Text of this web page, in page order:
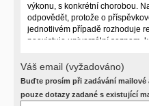
výkonu, s konkrétní chorobou.
odpovědět, protože o
jednotlivém případě rozhoduje
neexistuje univerzální seznam,
postižení pacienta a dalších
Požádejte svého ošetřujícího
příslušný revizní lékař. My vám
Váš email (vyžadováno)
Buďte prosím při zadávání
pouze dotazy zadané s existující